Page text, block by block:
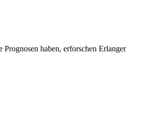
haben, erforschen Erlanger